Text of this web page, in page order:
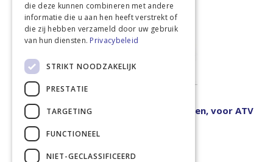
Tip Assist 500 ltr offroad quad kiepwagen, voor ATV
en UTV
€ 1.246,54
€ 1.508,31
die deze kunnen combineren met andere
informatie die u aan hen heeft verstrekt of
die zij hebben verzameld door uw gebruik
van hun diensten. Privacybeleid
STRIKT NOODZAKELIJK
PRESTATIE
TARGETING
FUNCTIONEEL
NIET-GECLASSIFICEERD